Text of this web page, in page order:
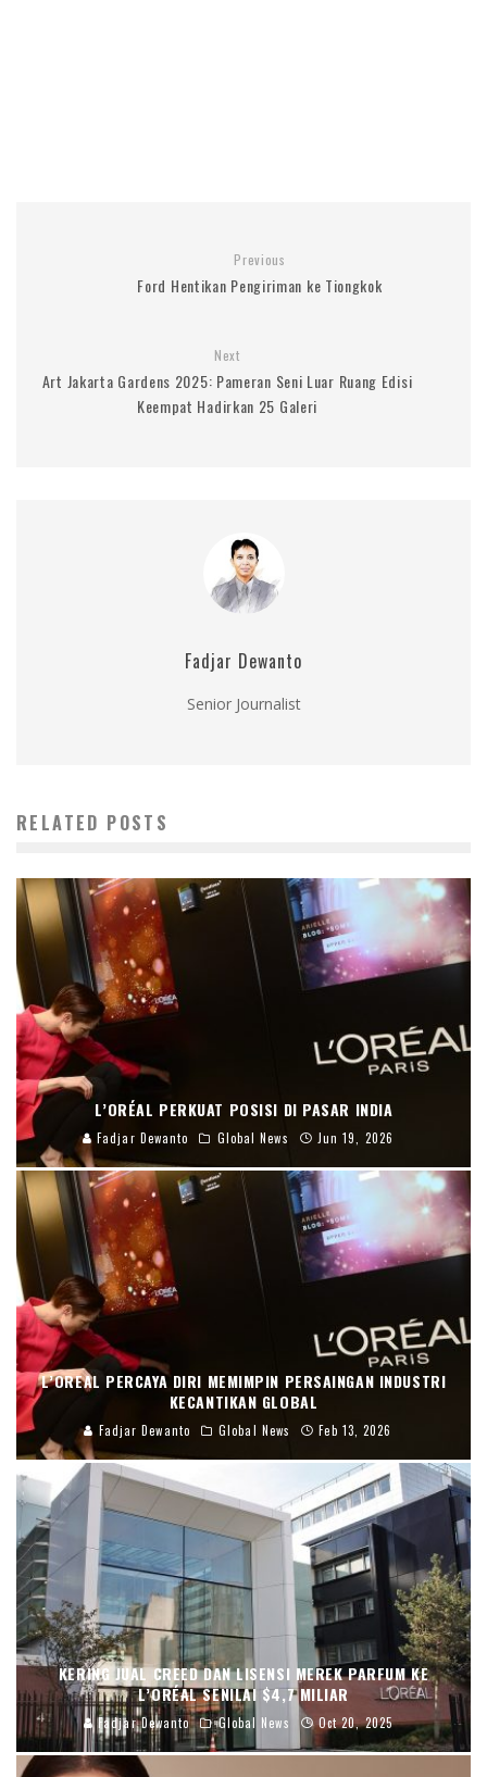
Previous
Ford Hentikan Pengiriman ke Tiongkok
Next
Art Jakarta Gardens 2025: Pameran Seni Luar Ruang Edisi
Keempat Hadirkan 25 Galeri
Fadjar Dewanto
Senior Journalist
RELATED POSTS
L’ORÉAL PERKUAT POSISI DI PASAR INDIA
Fadjar Dewanto Global News Jun 19, 2026
L’OREAL PERCAYA DIRI MEMIMPIN PERSAINGAN INDUSTRI
KECANTIKAN GLOBAL
Fadjar Dewanto Global News Feb 13, 2026
KERING JUAL CREED DAN LISENSI MEREK PARFUM KE
L’ORÉAL SENILAI $4,7 MILIAR
Fadjar Dewanto Global News Oct 20, 2025